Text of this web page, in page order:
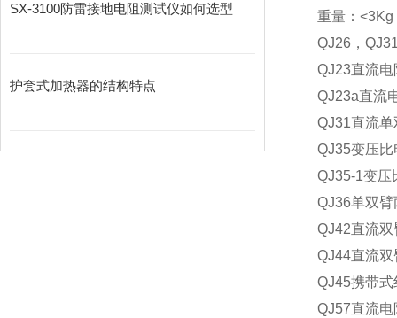
SX-3100防雷接地电阻测试仪如何选型
护套式加热器的结构特点
重量：<3Kg
QJ26，
QJ23直流
QJ23a直流
QJ31直流
QJ35变压
QJ35-1变压
QJ36单双
QJ42直流
QJ44直流
QJ45携带
QJ57直流